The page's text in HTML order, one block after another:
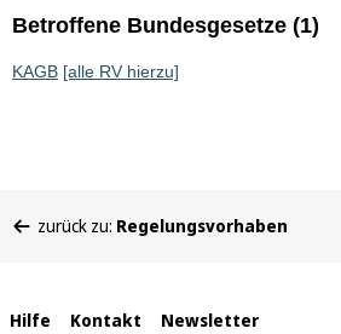
Betroffene Bundesgesetze (1)
KAGB [alle RV hierzu]
befinden
zurück zu: Regelungsvorhaben
Interne
Hilfe Kontakt Newsletter